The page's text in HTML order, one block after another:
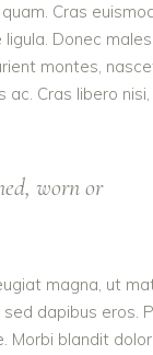
Cras
Donec
montes,
Cras libero
worn or
magna, ut
dapibus eros.
Morbi blandit